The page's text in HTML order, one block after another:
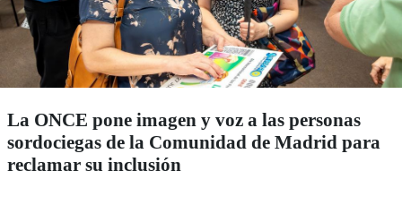
La ONCE pone imagen y voz a las personas
sordociegas de la Comunidad de Madrid para
reclamar su inclusión